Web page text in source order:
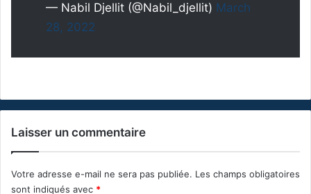
— Nabil Djellit (@Nabil_djellit) March
28, 2022
Laisser un commentaire
Votre adresse e-mail ne sera pas publiée. Les champs obligatoires
sont indiqués avec *